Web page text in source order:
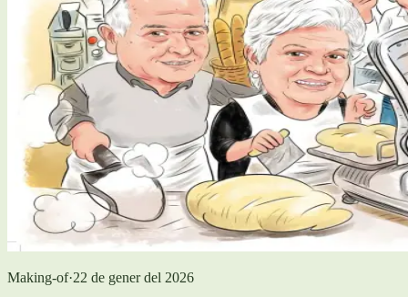
Making-of·22 de gener del 2026